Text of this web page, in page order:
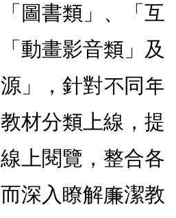
圖書類」、「互
動畫影音類」及
」，針對不同年
材分類上線，提
上閱覽，整合各
深入瞭解廉潔教